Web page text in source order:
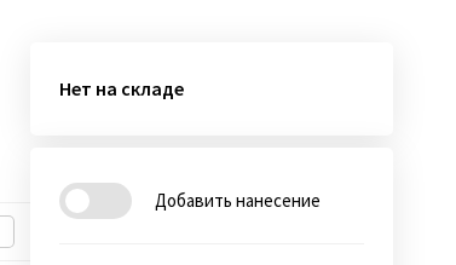
Нет на складе
Добавить нанесение